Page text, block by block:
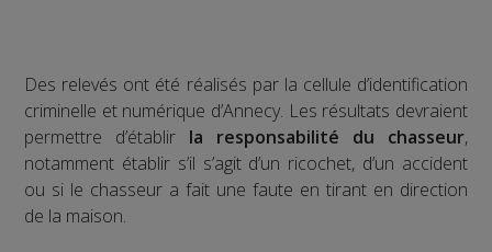
Des relevés ont été réalisés par la cellule d’identification
criminelle et numérique d’Annecy. Les résultats devraient
permettre d’établir la responsabilité du chasseur,
notamment établir s’il s’agit d’un ricochet, d’un accident
ou si le chasseur a fait une faute en tirant en direction
de la maison.